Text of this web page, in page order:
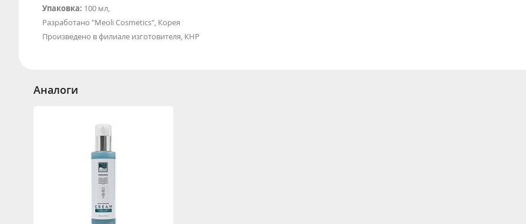
Упаковка: 100 мл,
Разработано "Meoli Cosmetics", Корея
Произведено в филиале изготовителя, КНР
Аналоги